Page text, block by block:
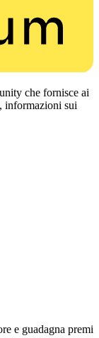
che fornisce ai
informazioni sui
e guadagna premi